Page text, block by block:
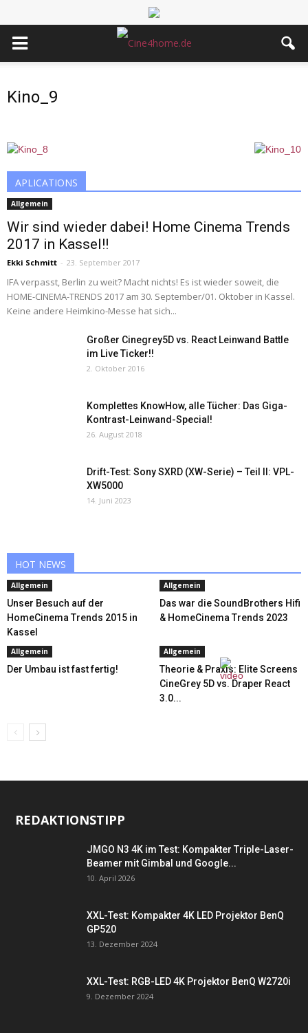
Kino_9
APLICATIONS
Allgemein
Wir sind wieder dabei! Home Cinema Trends
2017 in Kassel!!
Ekki Schmitt - 23. September 2017
IFA verpasst, Berlin zu weit? Macht nichts! Es ist wieder soweit, die
HOME-CINEMA-TRENDS 2017 am 30. September/01. Oktober in Kassel.
Keine andere Heimkino-Messe hat sich...
Großer Cinegrey5D vs. React Leinwand Battle
im Live Ticker!!
2. Oktober 2016
Komplettes KnowHow, alle Tücher: Das Giga-
Kontrast-Leinwand-Special!
26. August 2018
Drift-Test: Sony SXRD (XW-Serie) – Teil II: VPL-
XW5000
14. Juni 2023
HOT NEWS
Allgemein
Unser Besuch auf der
HomeCinema Trends 2015 in
Kassel
Allgemein
Das war die SoundBrothers Hifi
& HomeCinema Trends 2023
Allgemein
Der Umbau ist fast fertig!
Allgemein
Theorie & Praxis: Elite Screens
CineGrey 5D vs. Draper React
3.0...
REDAKTIONSTIPP
JMGO N3 4K im Test: Kompakter Triple-Laser-
Beamer mit Gimbal und Google...
10. April 2026
XXL-Test: Kompakter 4K LED Projektor BenQ
GP520
13. Dezember 2024
XXL-Test: RGB-LED 4K Projektor BenQ W2720i
9. Dezember 2024